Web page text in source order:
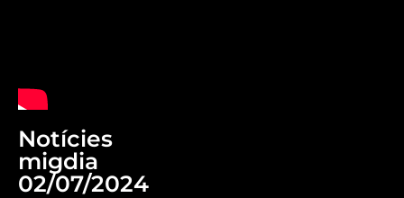
Notícies
migdia
02/07/2024